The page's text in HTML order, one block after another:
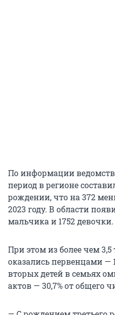
По информации
период в регионе
рождении, что на 372
2023 году. В области
мальчика и 1752 девочки.
При этом из более чем 3,5
оказались первенцами —
вторых детей в семьях
актов — 30,7% от общего